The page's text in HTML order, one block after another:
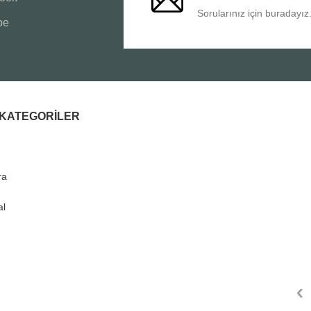
Sorularınız için buradayız.